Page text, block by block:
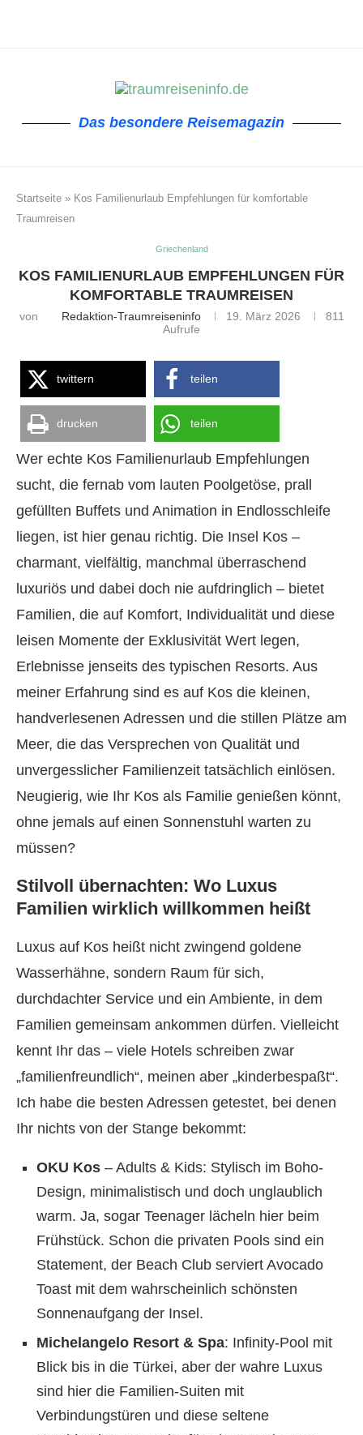
Das besondere Reisemagazin
Startseite » Kos Familienurlaub Empfehlungen für komfortable
Traumreisen
Griechenland
KOS FAMILIENURLAUB EMPFEHLUNGEN FÜR
KOMFORTABLE TRAUMREISEN
von Redaktion-Traumreiseninfo 19. März 2026
811
Aufrufe
twittern teilen
drucken teilen
Wer echte Kos Familienurlaub Empfehlungen
sucht, die fernab vom lauten Poolgetöse, prall
gefüllten Buffets und Animation in Endlosschleife
liegen, ist hier genau richtig. Die Insel Kos –
charmant, vielfältig, manchmal überraschend
luxuriös und dabei doch nie aufdringlich – bietet
Familien, die auf Komfort, Individualität und diese
leisen Momente der Exklusivität Wert legen,
Erlebnisse jenseits des typischen Resorts. Aus
meiner Erfahrung sind es auf Kos die kleinen,
handverlesenen Adressen und die stillen Plätze am
Meer, die das Versprechen von Qualität und
unvergesslicher Familienzeit tatsächlich einlösen.
Neugierig, wie Ihr Kos als Familie genießen könnt,
ohne jemals auf einen Sonnenstuhl warten zu
müssen?
Stilvoll übernachten: Wo Luxus
Familien wirklich willkommen heißt
Luxus auf Kos heißt nicht zwingend goldene
Wasserhähne, sondern Raum für sich,
durchdachter Service und ein Ambiente, in dem
Familien gemeinsam ankommen dürfen. Vielleicht
kennt Ihr das – viele Hotels schreiben zwar
„familienfreundlich“, meinen aber „kinderbespaßt“.
Ich habe die besten Adressen getestet, bei denen
Ihr nichts von der Stange bekommt:
OKU Kos – Adults & Kids: Stylisch im Boho-
Design, minimalistisch und doch unglaublich
warm. Ja, sogar Teenager lächeln hier beim
Frühstück. Schon die privaten Pools sind ein
Statement, der Beach Club serviert Avocado
Toast mit dem wahrscheinlich schönsten
Sonnenaufgang der Insel.
Michelangelo Resort & Spa: Infinity-Pool mit
Blick bis in die Türkei, aber der wahre Luxus
sind hier die Familien-Suiten mit
Verbindungstüren und diese seltene